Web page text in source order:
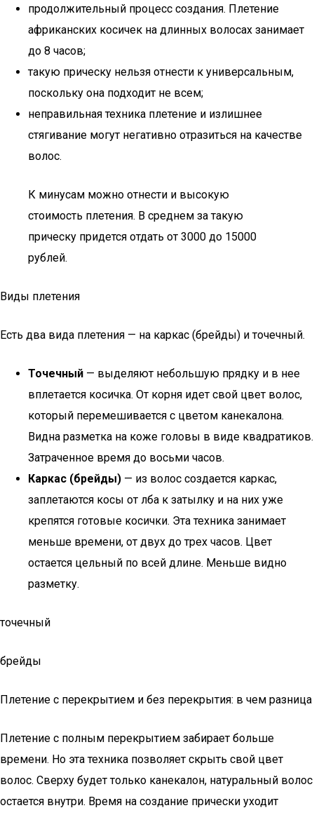
продолжительный процесс создания. Плетение
африканских косичек на длинных волосах занимает
до 8 часов;
такую прическу нельзя отнести к универсальным,
поскольку она подходит не всем;
неправильная техника плетение и излишнее
стягивание могут негативно отразиться на качестве
волос.
К минусам можно отнести и высокую
стоимость плетения. В среднем за такую
прическу придется отдать от 3000 до 15000
рублей.
Виды плетения
Есть два вида плетения — на каркас (брейды) и точечный.
Точечный — выделяют небольшую прядку и в нее
вплетается косичка. От корня идет свой цвет волос,
который перемешивается с цветом канекалона.
Видна разметка на коже головы в виде квадратиков.
Затраченное время до восьми часов.
Каркас (брейды) — из волос создается каркас,
заплетаются косы от лба к затылку и на них уже
крепятся готовые косички. Эта техника занимает
меньше времени, от двух до трех часов. Цвет
остается цельный по всей длине. Меньше видно
разметку.
точечный
брейды
Плетение с перекрытием и без перекрытия: в чем разница
Плетение с полным перекрытием забирает больше
времени. Но эта техника позволяет скрыть свой цвет
волос. Сверху будет только канекалон, натуральный волос
остается внутри. Время на создание прически уходит